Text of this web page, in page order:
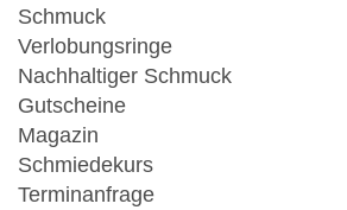
Schmuck
Verlobungsringe
Nachhaltiger Schmuck
Gutscheine
Magazin
Schmiedekurs
Terminanfrage